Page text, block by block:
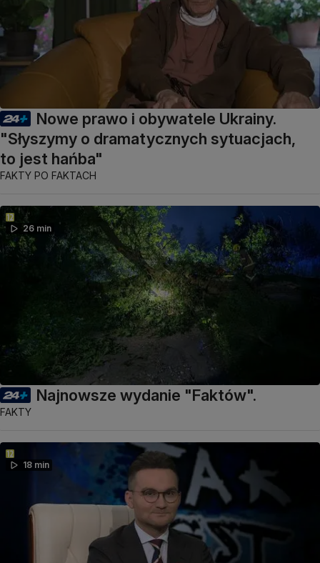
Nowe prawo i obywatele Ukrainy.
"Słyszymy o dramatycznych sytuacjach,
to jest hańba"
FAKTY PO FAKTACH
26 min
Najnowsze wydanie "Faktów".
FAKTY
18 min